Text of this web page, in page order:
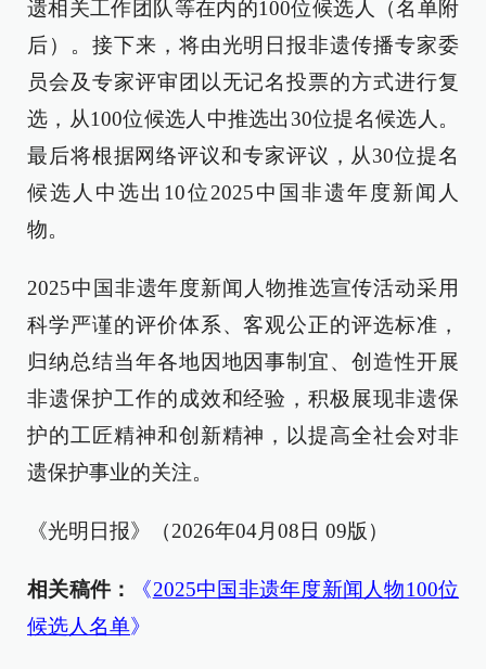
遗相关工作团队等在内的100位候选人（名单附
后）。接下来，将由光明日报非遗传播专家委
员会及专家评审团以无记名投票的方式进行复
选，从100位候选人中推选出30位提名候选人。
最后将根据网络评议和专家评议，从30位提名
候选人中选出10位2025中国非遗年度新闻人
物。
2025中国非遗年度新闻人物推选宣传活动采用
科学严谨的评价体系、客观公正的评选标准，
归纳总结当年各地因地因事制宜、创造性开展
非遗保护工作的成效和经验，积极展现非遗保
护的工匠精神和创新精神，以提高全社会对非
遗保护事业的关注。
《光明日报》（2026年04月08日 09版）
相关稿件： 《2025中国非遗年度新闻人物100位
候选人名单》